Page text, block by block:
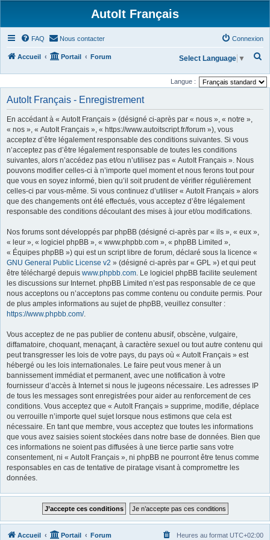
AutoIt Français
FAQ Nous contacter Connexion
Accueil Portail Forum
c
Select Language ▼
Langue :
AutoIt Français - Enregistrement
En accédant à « AutoIt Français » (désigné ci-après par « nous », « notre »,
« nos », « AutoIt Français », « https://www.autoitscript.fr/forum »), vous
acceptez d’être légalement responsable des conditions suivantes. Si vous
n’acceptez pas d’être légalement responsable de toutes les conditions
suivantes, alors n’accédez pas et/ou n’utilisez pas « AutoIt Français ». Nous
pouvons modifier celles-ci à n’importe quel moment et nous ferons tout pour
que vous en soyez informé, bien qu’il soit prudent de vérifier régulièrement
celles-ci par vous-même. Si vous continuez d’utiliser « AutoIt Français » alors
que des changements ont été effectués, vous acceptez d’être légalement
responsable des conditions découlant des mises à jour et/ou modifications.
Nos forums sont développés par phpBB (désigné ci-après par « ils », « eux »,
« leur », « logiciel phpBB », « www.phpbb.com », « phpBB Limited »,
« Équipes phpBB ») qui est un script libre de forum, déclaré sous la licence «
GNU General Public License v2 » (désigné ci-après par « GPL ») et qui peut
être téléchargé depuis www.phpbb.com. Le logiciel phpBB facilite seulement
les discussions sur Internet. phpBB Limited n’est pas responsable de ce que
nous acceptons ou n’acceptons pas comme contenu ou conduite permis. Pour
de plus amples informations au sujet de phpBB, veuillez consulter :
https://www.phpbb.com/.
Vous acceptez de ne pas publier de contenu abusif, obscène, vulgaire,
diffamatoire, choquant, menaçant, à caractère sexuel ou tout autre contenu qui
peut transgresser les lois de votre pays, du pays où « AutoIt Français » est
hébergé ou les lois internationales. Le faire peut vous mener à un
bannissement immédiat et permanent, avec une notification à votre
fournisseur d’accès à Internet si nous le jugeons nécessaire. Les adresses IP
de tous les messages sont enregistrées pour aider au renforcement de ces
conditions. Vous acceptez que « AutoIt Français » supprime, modifie, déplace
ou verrouille n’importe quel sujet lorsque nous estimons que cela est
nécessaire. En tant que membre, vous acceptez que toutes les informations
que vous avez saisies soient stockées dans notre base de données. Bien que
ces informations ne soient pas diffusées à une tierce partie sans votre
consentement, ni « AutoIt Français », ni phpBB ne pourront être tenus comme
responsables en cas de tentative de piratage visant à compromettre les
données.
Accueil Portail Forum Heures au format UTC+02:00